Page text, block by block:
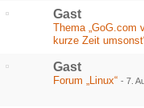
Gast
Thema „GoG.com
kurze Zeit
Gast
Forum „Linux“ - 7.